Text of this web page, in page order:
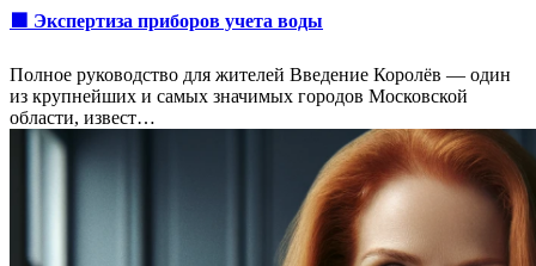
🟩 Экспертиза приборов учета воды
Полное руководство для жителей Введение Королёв — один
из крупнейших и самых значимых городов Московской
области, извест…